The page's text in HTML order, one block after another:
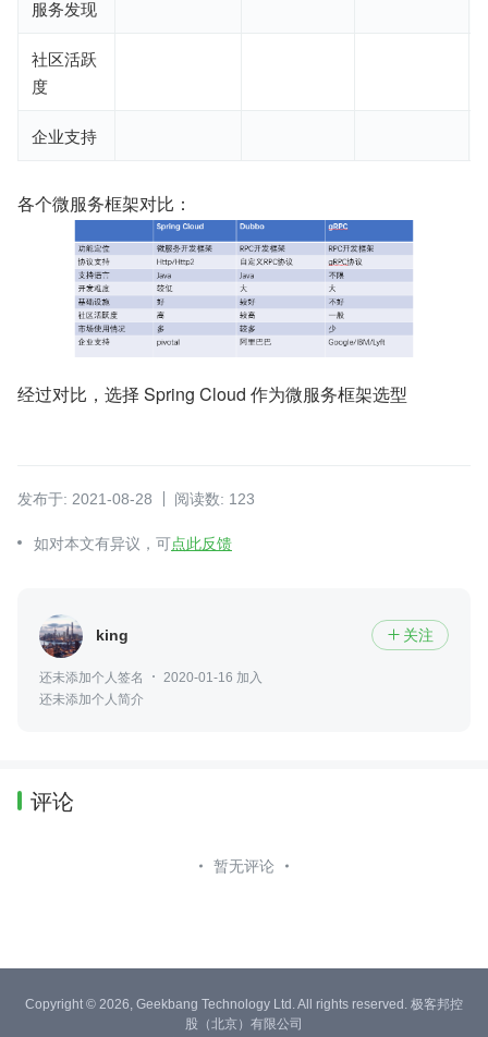
服务发现
社区活跃
度
企业支持
各个微服务框架对比：
经过对比，选择 Spring Cloud 作为微服务框架选型
发布于: 2021-08-28 阅读数: 123
如对本文有异议，可点此反馈
king  关注
还未添加个人签名
2020-01-16 加入
还未添加个人简介
评论
暂无评论
Copyright © 2026, Geekbang Technology Ltd. All rights reserved. 极客邦控
股（北京）有限公司